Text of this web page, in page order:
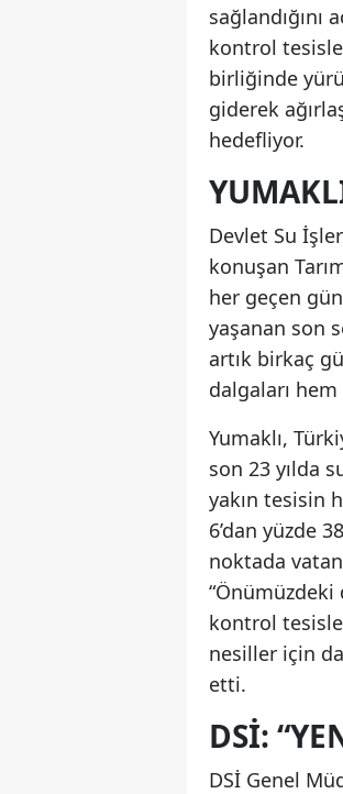
sağlandığını
kontrol
birliğinde
giderek
hedefliyor.
Devlet Su
konuşan
her geçen
yaşanan son
artık birkaç
dalgaları
Yumaklı,
son 23 yılda
yakın tesisin
6’dan yüzde
noktada
“Önümüzdeki
kontrol
nesiller için
etti.
DSİ:
DSİ Genel